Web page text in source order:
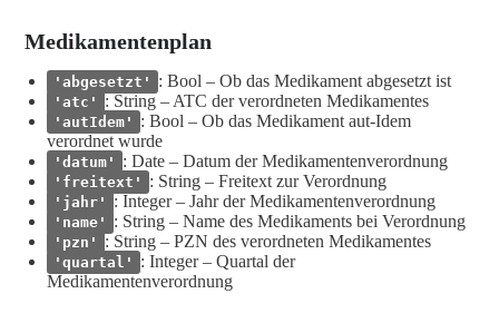
Medikamentenplan
'abgesetzt' : Bool – Ob das Medikament abgesetzt ist
'atc' : String – ATC der verordneten Medikamentes
'autIdem'
: Bool – Ob das Medikament aut-Idem
verordnet wurde
'datum' : Date – Datum der Medikamentenverordnung
'freitext' : String – Freitext zur Verordnung
'jahr' : Integer – Jahr der Medikamentenverordnung
'name' : String – Name des Medikaments bei Verordnung
'pzn' : String – PZN des verordneten Medikamentes
'quartal'
: Integer – Quartal der
Medikamentenverordnung